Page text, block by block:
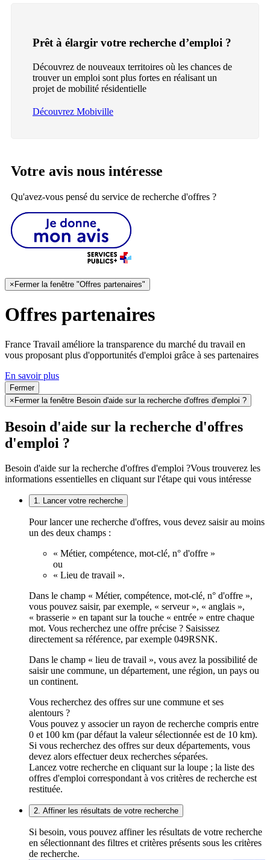
Prêt à élargir votre recherche d’emploi ?
Découvrez de nouveaux territoires où les chances de
trouver un emploi sont plus fortes en réalisant un
projet de mobilité résidentielle
Découvrez Mobiville
Votre avis nous intéresse
Qu'avez-vous pensé du service de recherche d'offres ?
× Fermer la fenêtre "Offres partenaires"
Offres partenaires
France Travail améliore la transparence du marché du travail en
vous proposant plus d'opportunités d'emploi grâce à ses partenaires
En savoir plus
Fermer
×Fermer la fenêtre Besoin d'aide sur la recherche d'offres d'emploi ?
Besoin d'aide sur la recherche d'offres
d'emploi ?
Besoin d'aide sur la recherche d'offres d'emploi ?Vous trouverez les
informations essentielles en cliquant sur l'étape qui vous intéresse
1. Lancer votre recherche
Pour lancer une recherche d'offres, vous devez saisir au moins
un des deux champs :
« Métier, compétence, mot-clé, n° d'offre »
ou
« Lieu de travail ».
Dans le champ « Métier, compétence, mot-clé, n° d'offre »,
vous pouvez saisir, par exemple, « serveur », « anglais »,
« brasserie » en tapant sur la touche « entrée » entre chaque
mot. Vous recherchez une offre précise ? Saisissez
directement sa référence, par exemple 049RSNK.
Dans le champ « lieu de travail », vous avez la possibilité de
saisir une commune, un département, une région, un pays ou
un continent.
Vous recherchez des offres sur une commune et ses
alentours ?
Vous pouvez y associer un rayon de recherche compris entre
0 et 100 km (par défaut la valeur sélectionnée est de 10 km).
Si vous recherchez des offres sur deux départements, vous
devez alors effectuer deux recherches séparées.
Lancez votre recherche en cliquant sur la loupe ; la liste des
offres d'emploi correspondant à vos critères de recherche est
restituée.
2. Affiner les résultats de votre recherche
Si besoin, vous pouvez affiner les résultats de votre recherche
en sélectionnant des filtres et critères présents sous les critères
de recherche.